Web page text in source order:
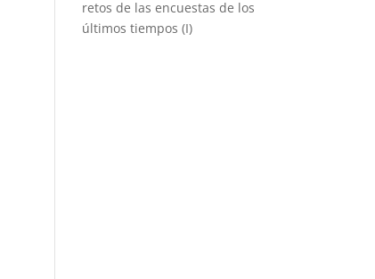
retos de las encuestas de los
últimos tiempos (I)